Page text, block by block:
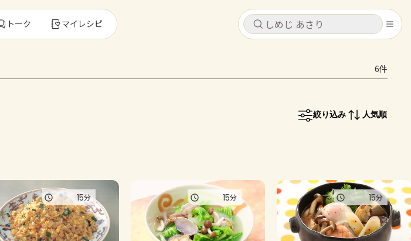
キャンセル
ログインするとレシピを保存できます
コンテンツ
レシピ
キャンセル
レシピ コンテンツ
トーク マイレシピ
6件
絞り込み 人気順
15分 15分 15分